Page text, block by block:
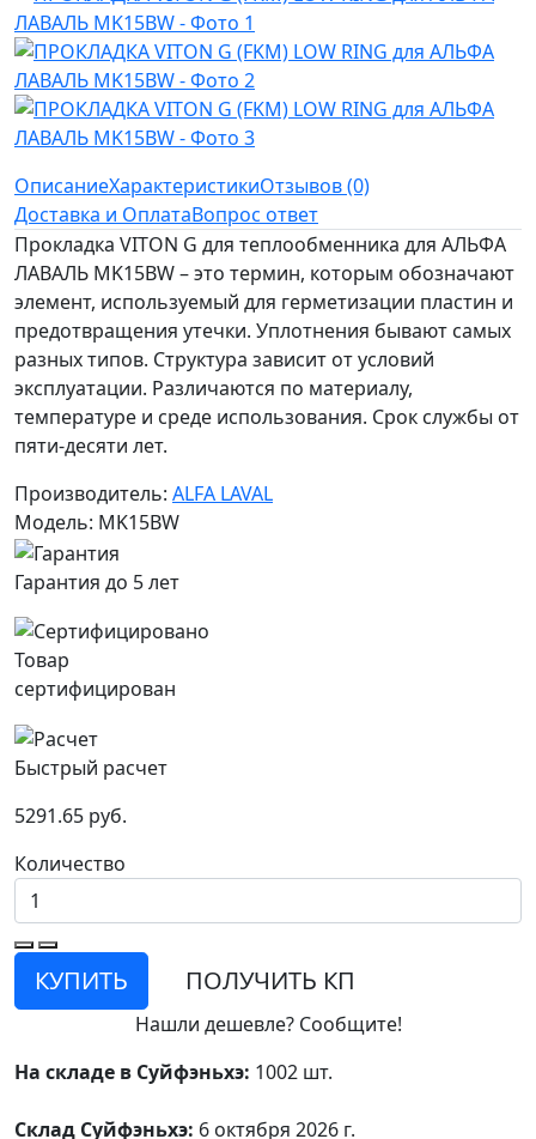
ОписаниеХарактеристикиОтзывов (0)
Доставка и ОплатаВопрос ответ
Прокладка VITON G для теплообменника для АЛЬФА
ЛАВАЛЬ MK15BW – это термин, которым обозначают
элемент, используемый для герметизации пластин и
предотвращения утечки. Уплотнения бывают самых
разных типов. Структура зависит от условий
эксплуатации. Различаются по материалу,
температуре и среде использования. Срок службы от
пяти-десяти лет.
Производитель: ALFA LAVAL
Модель: MK15BW
Гарантия до 5 лет
Товар
сертифицирован
Быстрый расчет
5291.65 руб.
Количество
КУПИТЬ ПОЛУЧИТЬ КП
Нашли дешевле? Сообщите!
На складе в Суйфэньхэ: 1002 шт.
Склад Суйфэньхэ: 6 октября 2026 г.